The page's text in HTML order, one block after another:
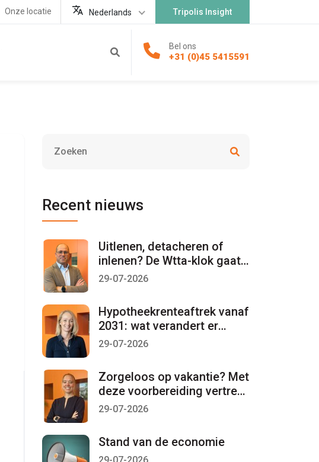
Tripolis Insight
Nederlands
Onze locatie
Bel ons
+31 (0)45 5415591
Recent nieuws
Uitlenen, detacheren of
inlenen? De Wtta-klok gaat
per 1 januari 2027 lopen
29-07-2026
Hypotheekrenteaftrek vanaf
2031: wat verandert er
mogelijk?
29-07-2026
Zorgeloos op vakantie? Met
deze voorbereiding vertrekt
u met een gerust gevoel
29-07-2026
Stand van de economie